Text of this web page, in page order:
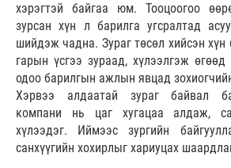
хэрэгтэй байгаа юм. Тооцоогоо
зурсан хүн л барилга угсралтад
шийдэж чадна. Зураг төсөл хийсэн хүн
гарын үсгээ зураад, хүлээлгэж
одоо барилгын ажлын явцад
Хэрвээ алдаатай зураг байвал
компани нь цаг хугацаа алдаж,
хүлээдэг. Иймээс зургийн
санхүүгийн хохирлыг хариуцах